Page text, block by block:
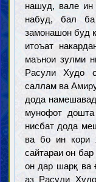
нашуд, вале
набуд, бал
замонашон буд
итоъат
маънои зулми
Расули Худо
саллам ва
дода
мунофот
нисбат дода
ва бо ин кори
сайтараи он
он дар шарқ ва
аз Расули